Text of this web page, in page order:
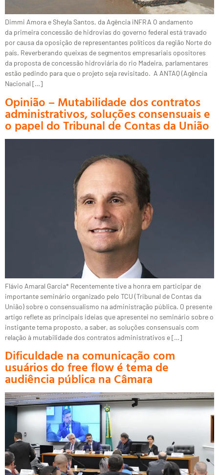
Dimmi Amora e Sheyla Santos, da Agência iNFRA O andamento
da primeira concessão de hidrovias do governo federal está travado
por causa da oposição de representantes políticos da região Norte do
país. Reverberando queixas de segmentos empresariais opositores
da proposta de concessão hidroviária do rio Madeira, parlamentares
estão pedindo para que o projeto seja revisitado. A ANTAQ (Agência
Nacional […]
Opinião – Mutabilidade dos contratos
administrativos, soluções consensuais e
o papel do Tribunal de Contas da União
Flávio Amaral Garcia* Recentemente tive a honra em participar de
importante seminário organizado pelo TCU (Tribunal de Contas da
União) sobre o consensualismo na administração pública. O presente
artigo reflete as principais ideias que apresentei no seminário sobre o
instigante tema proposto, a saber, as soluções consensuais com
relação à mutabilidade dos contratos administrativos e […]
Dificuldade na comunicação com
usuários do free flow é tema de
audiência pública na Câmara